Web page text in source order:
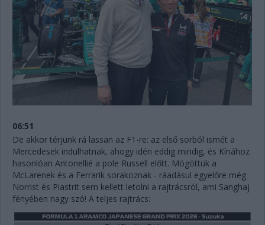
06:51
De akkor térjünk rá lassan az F1-re: az első sorból ismét a
Mercedesek indulhatnak, ahogy idén eddig mindig, és Kínához
hasonlóan Antonellié a pole Russell előtt. Mögöttük a
McLarenek és a Ferrarik sorakoznak - ráadásul egyelőre még
Norrist és Piastrit sem kellett letolni a rajtrácsról, ami Sanghaj
fényében nagy szó! A teljes rajtrács: